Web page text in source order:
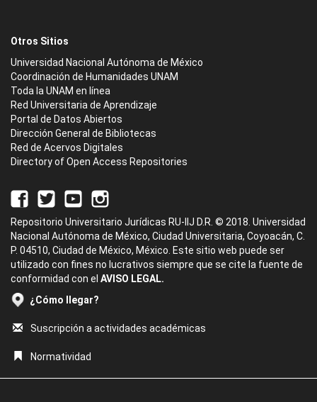
Otros Sitios
Universidad Nacional Autónoma de México
Coordinación de Humanidades UNAM
Toda la UNAM en línea
Red Universitaria de Aprendizaje
Portal de Datos Abiertos
Dirección General de Bibliotecas
Red de Acervos Digitales
Directory of Open Access Repositories
Repositorio Universitario Jurídicas RU-IIJ D.R. © 2018. Universidad
Nacional Autónoma de México, Ciudad Universitaria, Coyoacán, C.
P. 04510, Ciudad de México, México. Este sitio web puede ser
utilizado con fines no lucrativos siempre que se cite la fuente de
conformidad con el AVISO LEGAL.
¿Cómo llegar?
Suscripción a actividades académicas
Normatividad